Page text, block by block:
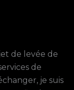
de levée de
de
je suis